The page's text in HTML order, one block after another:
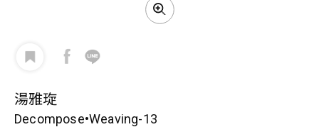
湯雅琁
Decompose•Weaving-13